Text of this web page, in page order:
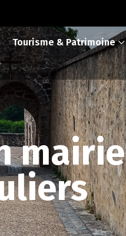
Tourisme & Patrimoine